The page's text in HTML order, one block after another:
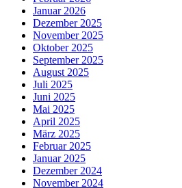
Januar 2026
Dezember 2025
November 2025
Oktober 2025
September 2025
August 2025
Juli 2025
Juni 2025
Mai 2025
April 2025
März 2025
Februar 2025
Januar 2025
Dezember 2024
November 2024